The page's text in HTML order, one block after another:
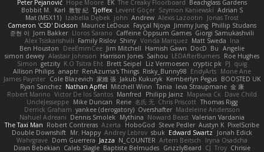
Peter Pejanović Hope Moore EK The Creaky Floorboard Beachglass Gardens
Bobbit M.
Karl 敦智 紀 Tjoffex Levent Göçer Szymon Kaniewski Adrian S
Mat (M5X11) Izabella Dębek john Andrew Alexis Lazootin
Jonas Trost
Cameron 'CSD' Dickson Maurice LeDoux Fayçal Njoya Jimmy Jung Phillip Studans
준현 이 Jorn Bakker Lloros Sarano Caffeine Oppsum Games Giorgi Samukashvili
Alex Tsiskarishvili Family Rislov Shiny Vonda Marquez Matt Sweda Ina
Ben Houston
DeeEmmCee Jim Mitchell Hamish Gawn DocD Bu Angelie
simon dewey Alastair Johnson Harrison Jones Saihou LEDAfterBurners Roe Hughes
Simon getzity K.O Tsitra Eht Brett Seipel Liz Vermoesen cryptic pk PJ quig
Allison Philips anaptr RenAzuma's Things Risky_Bunny98 EndyArts Mone Ane
James Paynter Cole Blazevich 家維 張 Jakub Kukuryk Kemberlyn Pegus BOOSTED UK
Ryan Sanchez Nathan Apffel Mitchell Winn Tania Ieva Straupmane 金 康
Robert Marino Victor De los Santos Manfred Philipp Jainz Марина Ск Dave Child
UncleJesseppe Mike Duncan Rene 名氏 无 Chris Priscott Thomas Rigg
Derrick Graham yankee (derogatory) Overshafter Madeleine Andersson
Nahuel Adreani Dennis Smolek Mythina Noward Beast Valerian Vardania
The Taxi Man Robert Contreras Azerta HoboGod Steve Pedler Austyn K PixelScribe
Double Downshift Mr. Happy Andrey Lebrov sbuk Edward Swartz
Jonah Edick
Wahrgrave Dom Guerrera Jazza N_COUNTER Artem Beitsch
Iryna Osadcha
Diran Bebekian Caleb Slagle Baptiste Belmudes GrizzlyBeard CJ Troy Chrisie